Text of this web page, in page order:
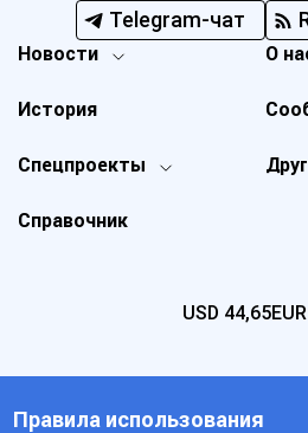
Telegram-чат
Новости
Спецпроекты
История
О
Справочник
USD 44,65EUR
Правила использования